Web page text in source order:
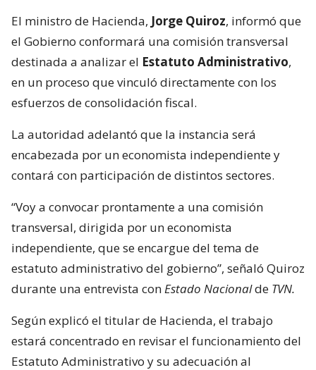
El ministro de Hacienda, Jorge Quiroz, informó que
el Gobierno conformará una comisión transversal
destinada a analizar el Estatuto Administrativo,
en un proceso que vinculó directamente con los
esfuerzos de consolidación fiscal.
La autoridad adelantó que la instancia será
encabezada por un economista independiente y
contará con participación de distintos sectores.
“Voy a convocar prontamente a una comisión
transversal, dirigida por un economista
independiente, que se encargue del tema de
estatuto administrativo del gobierno”, señaló Quiroz
durante una entrevista con Estado Nacionalde TVN.
Según explicó el titular de Hacienda, el trabajo
estará concentrado en revisar el funcionamiento del
Estatuto Administrativo y su adecuación al